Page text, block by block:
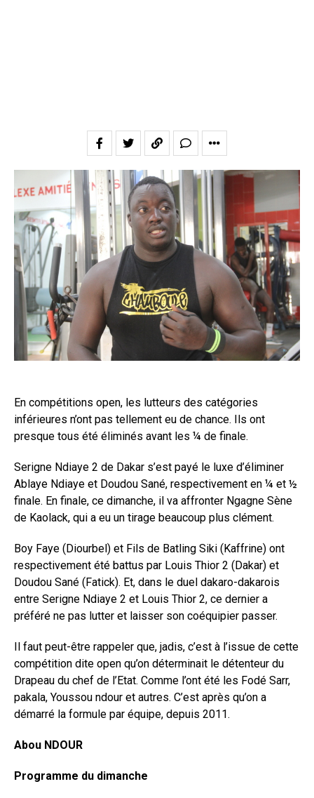
En compétitions open, les lutteurs des catégories
inférieures n’ont pas tellement eu de chance. Ils ont
presque tous été éliminés avant les ¼ de finale.
Serigne Ndiaye 2 de Dakar s’est payé le luxe d’éliminer
Ablaye Ndiaye et Doudou Sané, respectivement en ¼ et ½
finale. En finale, ce dimanche, il va affronter Ngagne Sène
de Kaolack, qui a eu un tirage beaucoup plus clément.
Boy Faye (Diourbel) et Fils de Batling Siki (Kaffrine) ont
respectivement été battus par Louis Thior 2 (Dakar) et
Doudou Sané (Fatick). Et, dans le duel dakaro-dakarois
entre Serigne Ndiaye 2 et Louis Thior 2, ce dernier a
préféré ne pas lutter et laisser son coéquipier passer.
Il faut peut-être rappeler que, jadis, c’est à l’issue de cette
compétition dite open qu’on déterminait le détenteur du
Drapeau du chef de l’Etat. Comme l’ont été les Fodé Sarr,
pakala, Youssou ndour et autres. C’est après qu’on a
démarré la formule par équipe, depuis 2011.
Abou NDOUR
Programme du dimanche